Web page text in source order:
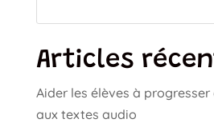
Articles
Aider les élèves à
aux textes audio